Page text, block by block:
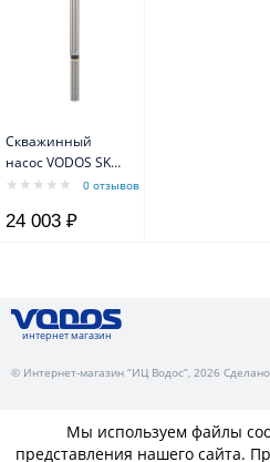
Скважинный
насос VODOS SKU
3-65 с
(1х230В, 0,92 кВт,
0 отзывов
24 003 ₽
интернет магазин
© Интернет-магазин “ИЦ Водос”, 2026
Мы используем файлы
представления нашего сайта.